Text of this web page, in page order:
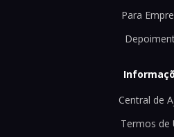
Para
Central de
Termos de